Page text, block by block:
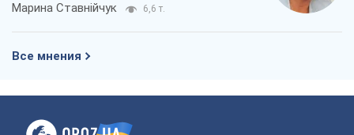
Марина Ставнійчук 6,6 т.
Все мнения